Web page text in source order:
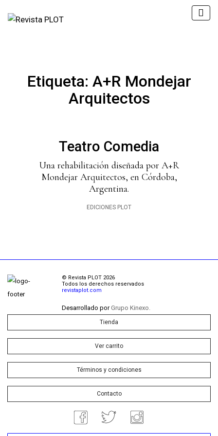
Etiqueta: A+R Mondejar
Arquitectos
Teatro Comedia
Una rehabilitación diseñada por A+R
Mondejar Arquitectos, en Córdoba,
Argentina.
EDICIONES PLOT
© Revista PLOT 2026
Todos los derechos reservados
revistaplot.com
Desarrollado porGrupo Kinexo.
Tienda
Ver carrito
Términos y condiciones
Contacto